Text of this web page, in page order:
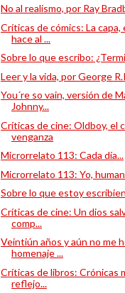
No al realismo, por Ray
Críticas de cómics: La capa,
hace al ...
Sobre lo que escribo:
Leer y la vida, por George
You´re so vain, versión de
Johnny...
Críticas de cine: Oldboy, el
venganza
Microrrelato 113: Cada día...
Microrrelato 113: Yo,
Sobre lo que estoy
Críticas de cine: Un dios
comp...
Veintiún años y aún no me
homenaje ...
Críticas de libros: Crónicas
reflejo...